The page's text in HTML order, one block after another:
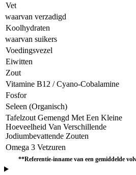
Vet
waarvan verzadigd
Koolhydraten
waarvan suikers
Voedingsvezel
Eiwitten
Zout
Vitamine B12 / Cyano-Cobalamine
Fosfor
Seleen (Organisch)
Tafelzout Gemengd Met Een Kleine
Hoeveelheid Van Verschillende
Jodiumbevattende Zouten
Omega 3 Vetzuren
**Referentie-inname van een gemiddelde